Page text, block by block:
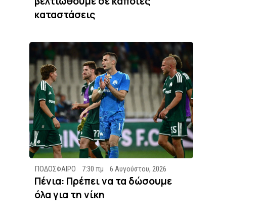
καταστάσεις
ΠΟΔΟΣΦΑΙΡΟ 7:30 πμ 6 Αυγούστου, 2026
Πένια: Πρέπει να τα δώσουμε
όλα για τη νίκη